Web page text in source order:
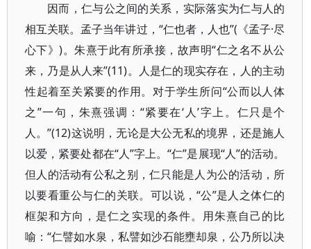
因而，仁与公之间的关系，实际落实为仁与人的
相互关联。孟子当年讲过，“仁也者，人也”(《孟子·尽
心下》)。朱熹于此有所承接，故声明“仁之名不从公
来，乃是从人来”(11)。人是仁的现实存在，人的主动
性起着至关紧要的作用。对于学生所问“公而以人体
之”一句，朱熹强调：“紧要在‘人’字上。仁只是个
人。”(12)这说明，无论是大公无私的境界，还是施人
以爱，紧要处都在“人”字上。“仁”是展现“人”的活动。
但人的活动有公私之别，仁只能是人为公的活动，所
以要看重公与仁的关联。可以说，“公”是人之体仁的
框架和方向，是仁之实现的条件。用朱熹自己的比
喻：“仁譬如水泉，私譬如沙石能壅却泉，公乃所以决